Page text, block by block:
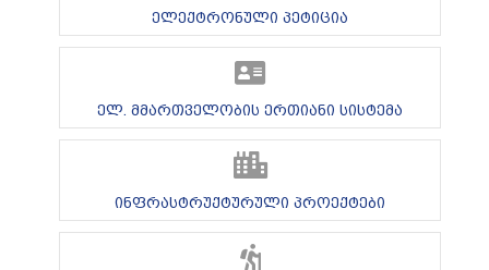
ელექტრონული პეტიცია
ელ. მმართველობის ერთიანი სისტემა
ინფრასტრუქტურული პროექტები